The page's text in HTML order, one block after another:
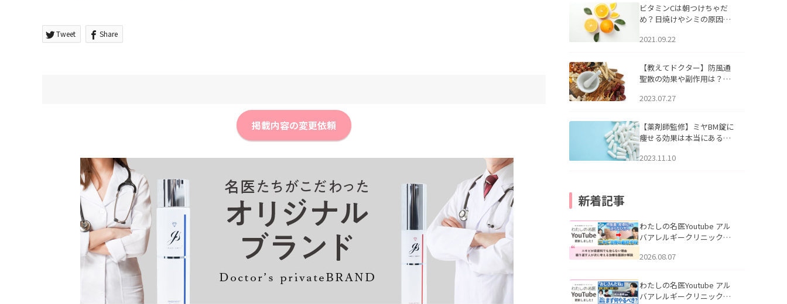
Tweet Share
掲載内容の変更依頼
ビタミンCは朝つけちゃだ
め？日焼けやシミの原因に
2021.09.22
【教えてドクター】防風通
聖散の効果や副作用は？長
2023.07.27
【薬剤師監修】ミヤBM錠に
痩せる効果は本当にある
2023.11.10
新着記事
わたしの名医Youtube アル
バアレルギークリニック札
らない理由｜繰り返す人が
説」を公開いたしました。
2026.08.07
わたしの名医Youtube アル
バアレルギークリニック札